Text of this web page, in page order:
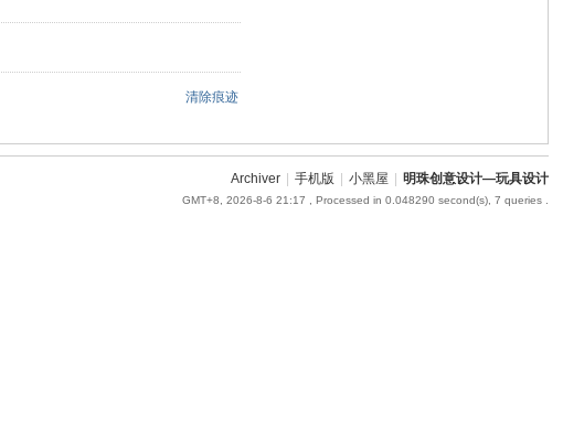
清除痕迹
Archiver 手机版 小黑屋 明珠创意设计—玩具设计
GMT+8, 2026-8-6 21:17 , Processed in 0.048290 second(s), 7 queries .